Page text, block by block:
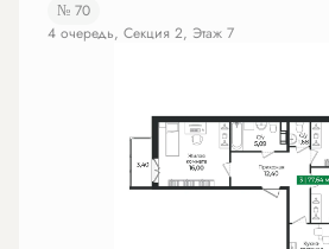
№ 70
4 очередь, Секция 2, Этаж 7